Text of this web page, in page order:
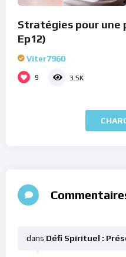
Stratégies pour une
Ep12)
Viter7960
9 3.5K
dans Défi Spirituel :